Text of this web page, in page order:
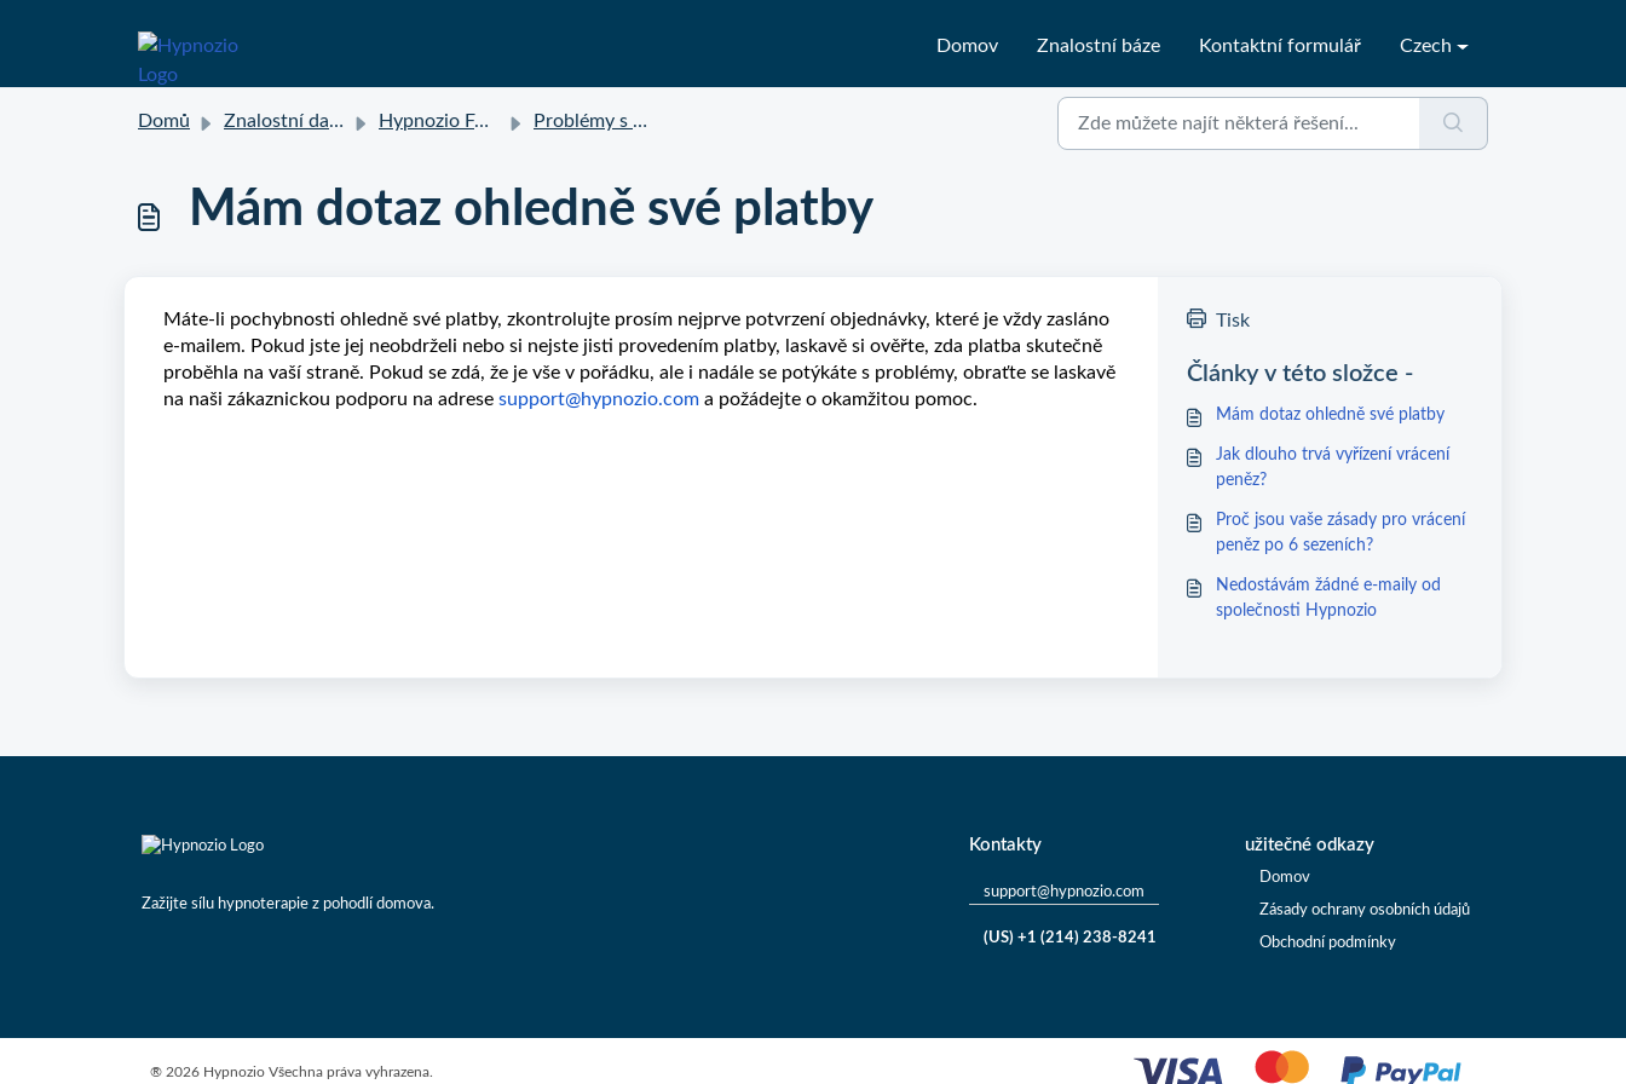
Domov Znalostní báze Kontaktní formulář Czech
Domů Znalostní databáze Hypnozio FAQ Problémy s objednávkami
Mám dotaz ohledně své platby
Máte-li pochybnosti ohledně své platby, zkontrolujte prosím nejprve potvrzení objednávky, které je vždy zasláno
e-mailem. Pokud jste jej neobdrželi nebo si nejste jisti provedením platby, laskavě si ověřte, zda platba skutečně
proběhla na vaší straně. Pokud se zdá, že je vše v pořádku, ale i nadále se potýkáte s problémy, obraťte se laskavě
na naši zákaznickou podporu na adrese support@hypnozio.com a požádejte o okamžitou pomoc.
Tisk
Články v této složce -
Mám dotaz ohledně své platby
Jak dlouho trvá vyřízení vrácení
peněz?
Proč jsou vaše zásady pro vrácení
peněz po 6 sezeních?
Nedostávám žádné e-maily od
společnosti Hypnozio
Zažijte sílu hypnoterapie z pohodlí domova.
Kontakty
support@hypnozio.com
(US) +1 (214) 238-8241
užitečné odkazy
Domov
Zásady ochrany osobních údajů
Obchodní podmínky
® 2026 Hypnozio Všechna práva vyhrazena.